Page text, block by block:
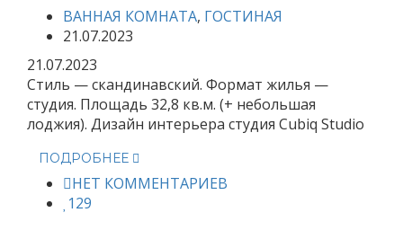
ВАННАЯ КОМНАТА, ГОСТИНАЯ
21.07.2023
21.07.2023
Стиль — скандинавский. Формат жилья —
студия. Площадь 32,8 кв.м. (+ небольшая
лоджия). Дизайн интерьера студия Cubiq Studio
ПОДРОБНЕЕ
НЕТ КОММЕНТАРИЕВ
129